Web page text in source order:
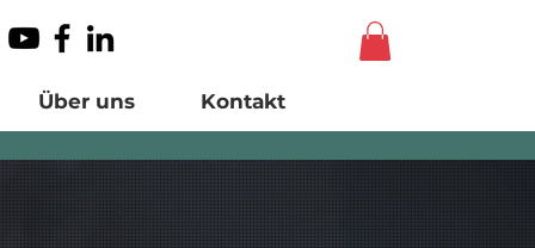
Über uns Kontakt